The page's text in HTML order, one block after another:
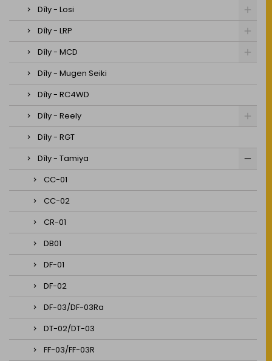
Díly - Losi
Díly - LRP
Díly - MCD
Díly - Mugen Seiki
Díly - RC4WD
Díly - Reely
Díly - RGT
Díly - Tamiya
CC-01
CC-02
CR-01
DB01
DF-01
DF-02
DF-03/DF-03Ra
DT-02/DT-03
FF-03/FF-03R